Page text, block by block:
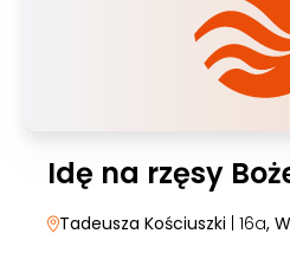
Idę na rzęsy
Tadeusza Kościuszki | 16a,